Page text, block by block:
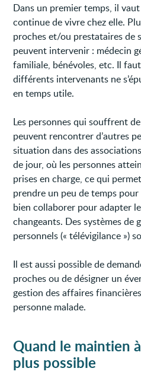
Dans un premier temps, il
continue de vivre chez elle.
proches et/ou prestataires de
peuvent intervenir : médecin
familiale, bénévoles, etc. Il
différents intervenants ne
en temps utile.
Les personnes qui souffrent
peuvent rencontrer d’autres
situation dans des
de jour, où les personnes
prises en charge, ce qui
prendre un peu de temps
bien collaborer pour adapter
changeants. Des systèmes de
personnels (« télévigilance »)
Il est aussi possible de
proches ou de désigner un
gestion des affaires
personne malade.
Quand le maintien
plus possible